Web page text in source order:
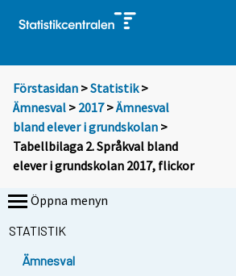
Förstasidan >Statistik >
Ämnesval > 2017>Ämnesval
bland elever i grundskolan >
Tabellbilaga 2. Språkval bland
elever i grundskolan 2017, flickor
Öppna menyn
STATISTIK
Ämnesval